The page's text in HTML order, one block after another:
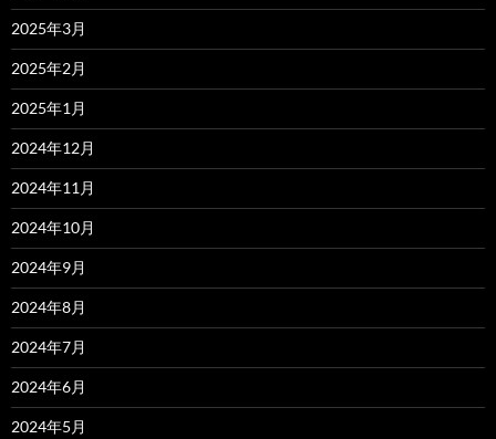
2025年3月
2025年2月
2025年1月
2024年12月
2024年11月
2024年10月
2024年9月
2024年8月
2024年7月
2024年6月
2024年5月